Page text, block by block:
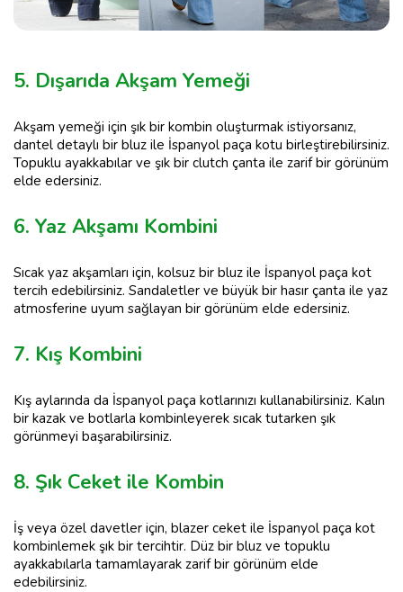
5. Dışarıda Akşam Yemeği
Akşam yemeği için şık bir kombin oluşturmak istiyorsanız,
dantel detaylı bir bluz ile İspanyol paça kotu birleştirebilirsiniz.
Topuklu ayakkabılar ve şık bir clutch çanta ile zarif bir görünüm
elde edersiniz.
6. Yaz Akşamı Kombini
Sıcak yaz akşamları için, kolsuz bir bluz ile İspanyol paça kot
tercih edebilirsiniz. Sandaletler ve büyük bir hasır çanta ile yaz
atmosferine uyum sağlayan bir görünüm elde edersiniz.
7. Kış Kombini
Kış aylarında da İspanyol paça kotlarınızı kullanabilirsiniz. Kalın
bir kazak ve botlarla kombinleyerek sıcak tutarken şık
görünmeyi başarabilirsiniz.
8. Şık Ceket ile Kombin
İş veya özel davetler için, blazer ceket ile İspanyol paça kot
kombinlemek şık bir tercihtir. Düz bir bluz ve topuklu
ayakkabılarla tamamlayarak zarif bir görünüm elde
edebilirsiniz.